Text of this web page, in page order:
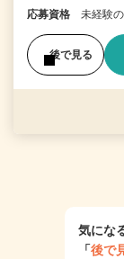
応募資格 未経験
後で見る
気にな
「後で